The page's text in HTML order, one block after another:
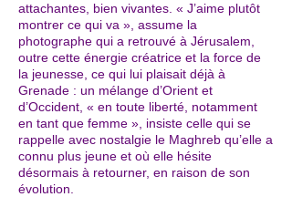
attachantes, bien vivantes. « J’aime plutôt
montrer ce qui va », assume la
photographe qui a retrouvé à Jérusalem,
outre cette énergie créatrice et la force de
la jeunesse, ce qui lui plaisait déjà à
Grenade : un mélange d’Orient et
d’Occident, « en toute liberté, notamment
en tant que femme », insiste celle qui se
rappelle avec nostalgie le Maghreb qu’elle a
connu plus jeune et où elle hésite
désormais à retourner, en raison de son
évolution.